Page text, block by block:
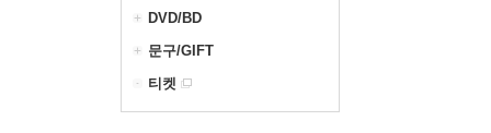
DVD/BD
문구/GIFT
티켓